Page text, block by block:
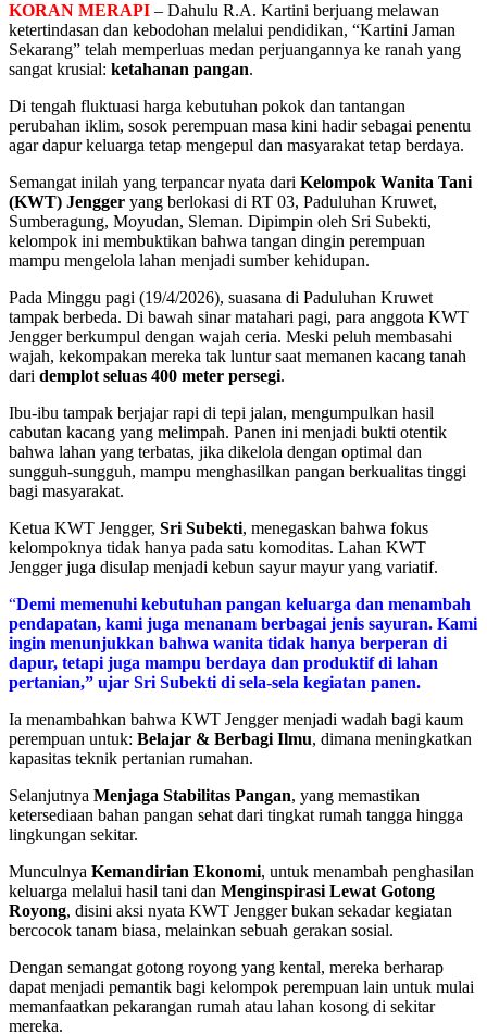
KORAN MERAPI – Dahulu R.A. Kartini berjuang melawan
ketertindasan dan kebodohan melalui pendidikan, “Kartini Jaman
Sekarang” telah memperluas medan perjuangannya ke ranah yang
sangat krusial: ketahanan pangan.
Di tengah fluktuasi harga kebutuhan pokok dan tantangan
perubahan iklim, sosok perempuan masa kini hadir sebagai penentu
agar dapur keluarga tetap mengepul dan masyarakat tetap berdaya.
Semangat inilah yang terpancar nyata dari Kelompok Wanita Tani
(KWT) Jengger yang berlokasi di RT 03, Paduluhan Kruwet,
Sumberagung, Moyudan, Sleman. Dipimpin oleh Sri Subekti,
kelompok ini membuktikan bahwa tangan dingin perempuan
mampu mengelola lahan menjadi sumber kehidupan.
Pada Minggu pagi (19/4/2026), suasana di Paduluhan Kruwet
tampak berbeda. Di bawah sinar matahari pagi, para anggota KWT
Jengger berkumpul dengan wajah ceria. Meski peluh membasahi
wajah, kekompakan mereka tak luntur saat memanen kacang tanah
dari demplot seluas 400 meter persegi.
Ibu-ibu tampak berjajar rapi di tepi jalan, mengumpulkan hasil
cabutan kacang yang melimpah. Panen ini menjadi bukti otentik
bahwa lahan yang terbatas, jika dikelola dengan optimal dan
sungguh-sungguh, mampu menghasilkan pangan berkualitas tinggi
bagi masyarakat.
Ketua KWT Jengger, Sri Subekti, menegaskan bahwa fokus
kelompoknya tidak hanya pada satu komoditas. Lahan KWT
Jengger juga disulap menjadi kebun sayur mayur yang variatif.
“Demi memenuhi kebutuhan pangan keluarga dan menambah
pendapatan, kami juga menanam berbagai jenis sayuran. Kami
ingin menunjukkan bahwa wanita tidak hanya berperan di
dapur, tetapi juga mampu berdaya dan produktif di lahan
pertanian,” ujar Sri Subekti di sela-sela kegiatan panen.
Ia menambahkan bahwa KWT Jengger menjadi wadah bagi kaum
perempuan untuk: Belajar & Berbagi Ilmu, dimana meningkatkan
kapasitas teknik pertanian rumahan.
Selanjutnya Menjaga Stabilitas Pangan, yang memastikan
ketersediaan bahan pangan sehat dari tingkat rumah tangga hingga
lingkungan sekitar.
Munculnya Kemandirian Ekonomi, untuk menambah penghasilan
keluarga melalui hasil tani dan Menginspirasi Lewat Gotong
Royong, disini aksi nyata KWT Jengger bukan sekadar kegiatan
bercocok tanam biasa, melainkan sebuah gerakan sosial.
Dengan semangat gotong royong yang kental, mereka berharap
dapat menjadi pemantik bagi kelompok perempuan lain untuk mulai
memanfaatkan pekarangan rumah atau lahan kosong di sekitar
mereka.